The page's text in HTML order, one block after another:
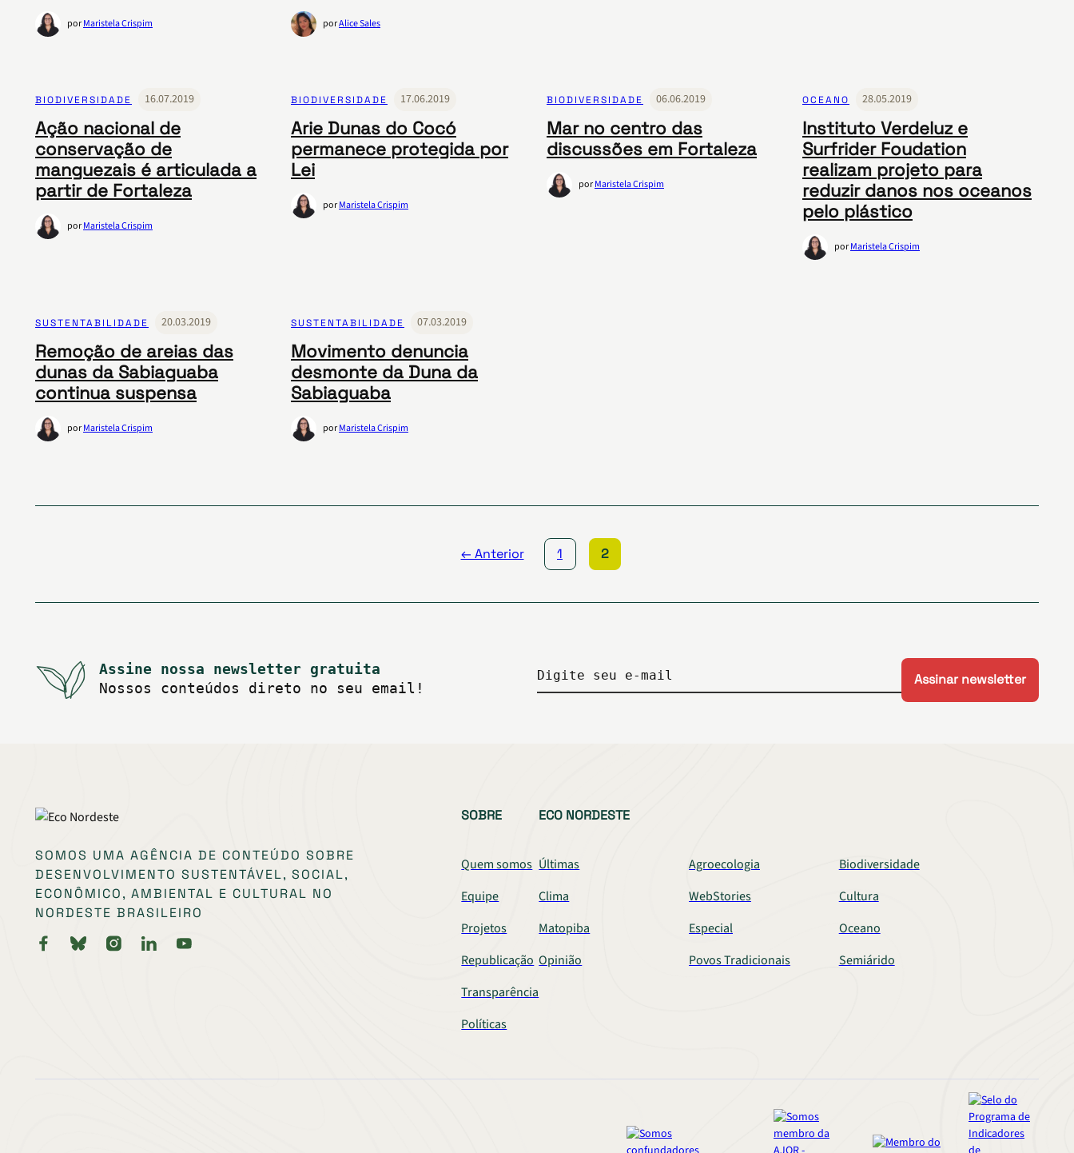
porMaristela Crispim porAlice Sales
BIODIVERSIDADE 16.07.2019
Ação nacional de
conservação de
manguezais é articulada a
partir de Fortaleza
porMaristela Crispim
BIODIVERSIDADE 17.06.2019
Arie Dunas do Cocó
permanece protegida por
Lei
porMaristela Crispim
BIODIVERSIDADE 06.06.2019
Mar no centro das
discussões em Fortaleza
porMaristela Crispim
OCEANO 28.05.2019
Instituto Verdeluz e
Surfrider Foudation
realizam projeto para
reduzir danos nos oceanos
pelo plástico
porMaristela Crispim
SUSTENTABILIDADE 20.03.2019
Remoção de areias das
dunas da Sabiaguaba
continua suspensa
porMaristela Crispim
SUSTENTABILIDADE 07.03.2019
Movimento denuncia
desmonte da Duna da
Sabiaguaba
porMaristela Crispim
← Anterior 1 2
Assine nossa newsletter gratuita
Nossos conteúdos direto no seu email!
Digite seu e-mail
SOMOS UMA AGÊNCIA DE CONTEÚDO SOBRE
DESENVOLVIMENTO SUSTENTÁVEL, SOCIAL,
ECONÔMICO, AMBIENTAL E CULTURAL NO
NORDESTE BRASILEIRO
SOBRE
Quem somos
Equipe
Projetos
Republicação
Transparência
Políticas
ECO NORDESTE
Últimas Agroecologia
Biodiversidade
Clima
WebStories
Cultura
Matopiba
Especial
Oceano
Opinião
Povos Tradicionais Semiárido